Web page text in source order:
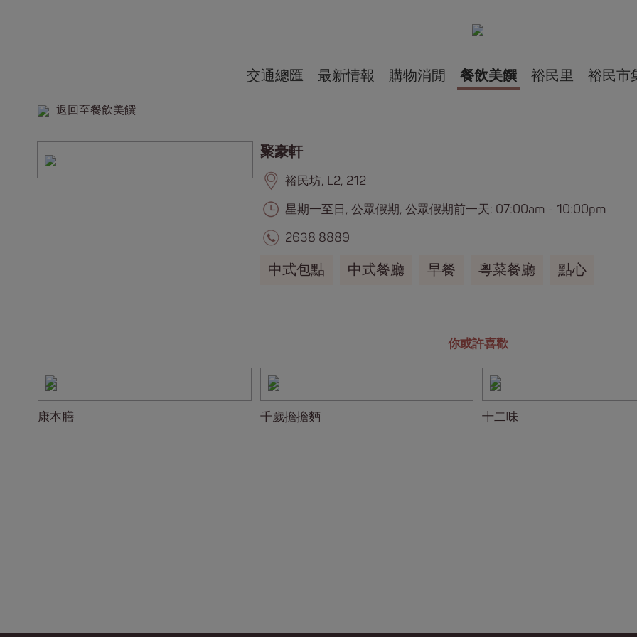
交通總匯 最新情報 購物消閒 餐飲美饌 裕民里 裕民市
返回至餐飲美饌
聚豪軒
裕民坊, L2, 212
星期一至日, 公眾假期, 公眾假期前一天: 07:00am - 10:00pm
2638 8889
中式包點 中式餐廳 早餐 粵菜餐廳 點心
你或許喜歡
康本膳 千歲擔擔麪 十二味